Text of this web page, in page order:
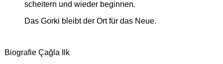
scheitern und wieder beginnen.
Das Gorki bleibt der Ort für das Neue.
Biografie Çağla Ilk